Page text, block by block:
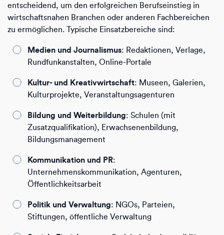
entscheidend, um den erfolgreichen Berufseinstieg in
wirtschaftsnahen Branchen oder anderen Fachbereichen
zu ermöglichen. Typische Einsatzbereiche sind:
Medien und Journalismus: Redaktionen, Verlage,
Rundfunkanstalten, Online-Portale
Kultur- und Kreativwirtschaft: Museen, Galerien,
Kulturprojekte, Veranstaltungsagenturen
Bildung und Weiterbildung: Schulen (mit
Zusatzqualifikation), Erwachsenenbildung,
Bildungsmanagement
Kommunikation und PR:
Unternehmenskommunikation, Agenturen,
Öffentlichkeitsarbeit
Politik und Verwaltung: NGOs, Parteien,
Stiftungen, öffentliche Verwaltung